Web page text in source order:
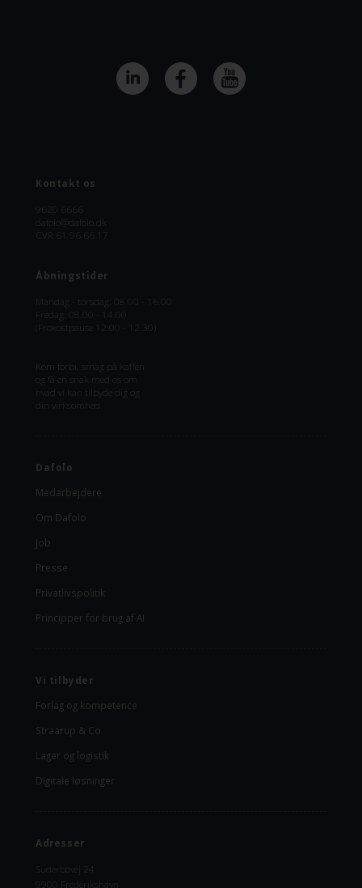
Kontakt os
dafolo@dafolo.dk
CVR 61 96 66 17
Åbningstider
Mandag - torsdag: 08.00 - 16.00
Fredag: 08.00 - 14.00
(Frokostpause 12.00 - 12.30)
Kom forbi, smag på kaffen
og få en snak med os om
hvad vi kan tilbyde dig og
din virksomhed.
Dafolo
Medarbejdere
Om Dafolo
Job
Presse
Privatlivspolitik
Principper for brug af AI
Vi tilbyder
Forlag og kompetence
Straarup & Co
Lager og logistik
Digitale løsninger
Adresser
Suderbovej 24
9900 Frederikshavn